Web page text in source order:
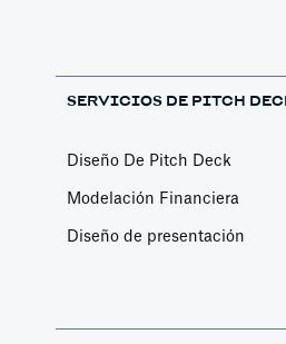
SERVICIOS DE PITCH
Diseño De Pitch Deck
Modelación Financiera
Diseño de presentación